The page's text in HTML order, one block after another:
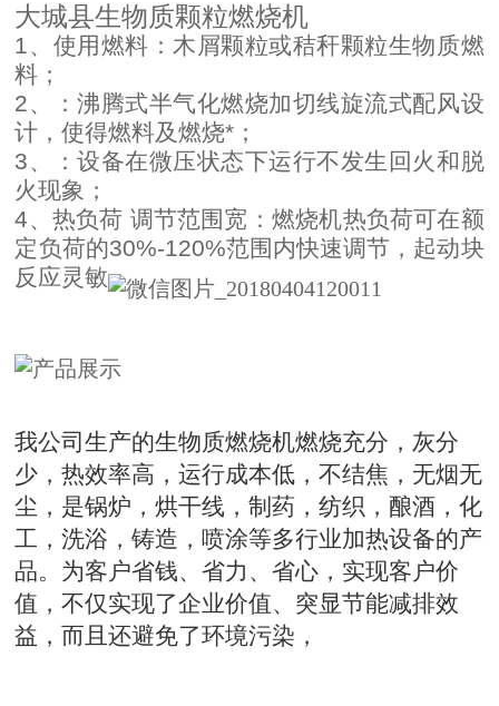
大城县生物质颗粒燃烧机
1、使用燃料：木屑颗粒或秸秆颗粒生物质燃
料；
2、：沸腾式半气化燃烧加切线旋流式配风设
计，使得燃料及燃烧*；
3、：设备在微压状态下运行不发生回火和脱
火现象；
4、热负荷 调节范围宽：燃烧机热负荷可在额
定负荷的30%-120%范围内快速调节，起动块
反应灵敏
我公司生产的生物质燃烧机燃烧充分，灰分
少，热效率高，运行成本低，不结焦，无烟无
尘，是锅炉，烘干线，制药，纺织，酿酒，化
工，洗浴，铸造，喷涂等多行业加热设备的产
品。为客户省钱、省力、省心，实现客户价
值，不仅实现了企业价值、突显节能减排效
益，而且还避免了环境污染，